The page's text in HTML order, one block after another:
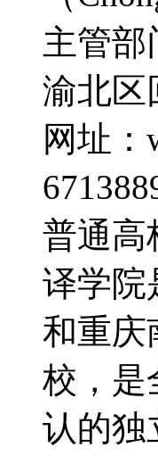
主管
渝北
网址：
普通
译学院
和重庆
校，是
认的独